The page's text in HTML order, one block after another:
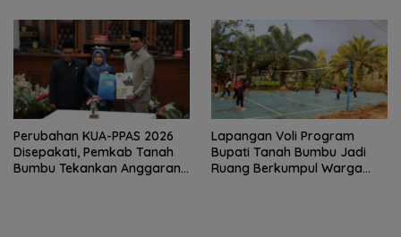
Perubahan KUA-PPAS 2026
Disepakati, Pemkab Tanah
Bumbu Tekankan Anggaran
Lapangan Voli Program
Bupati Tanah Bumbu Jadi
Ruang Berkumpul Warga